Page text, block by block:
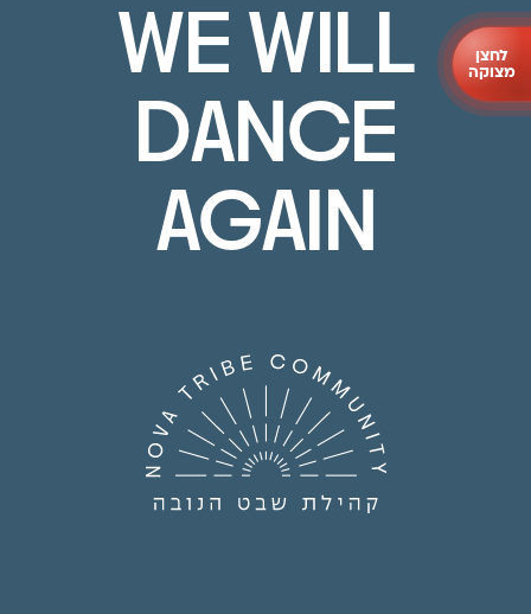
WE WILL
DANCE
AGAIN
לחצן
מצוקה